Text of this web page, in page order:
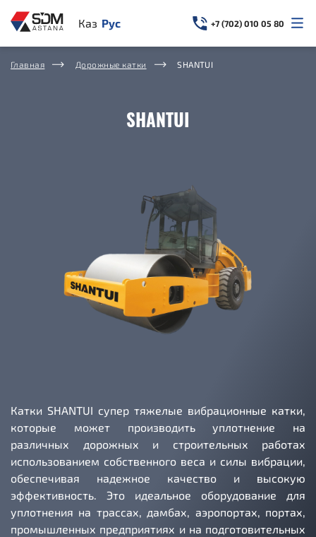
Казахский
Русский +7 (702) 010 05 80
Главная Дорожные катки SHANTUI
SHANTUI
Катки SHANTUI супер тяжелые вибрационные катки,
которые может производить уплотнение на
различных дорожных и строительных работах
использованием собственного веса и силы вибрации,
обеспечивая надежное качество и высокую
эффективность. Это идеальное оборудование для
уплотнения на трассах, дамбах, аэропортах, портах,
промышленных предприятиях и на подготовительных